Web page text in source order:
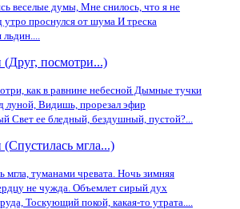
веселые думы, Мне снилось, что я не
утро проснулся от шума И треска
льдин....
посмотри...)
как в равнине небесной Дымные тучки
луной, Видишь, прорезал эфир
Свет ее бледный, бездушный, пустой?...
мгла...)
мгла, туманами чревата. Ночь зимняя
не чужда. Объемлет сирый дух
Тоскующий покой, какая-то утрата....